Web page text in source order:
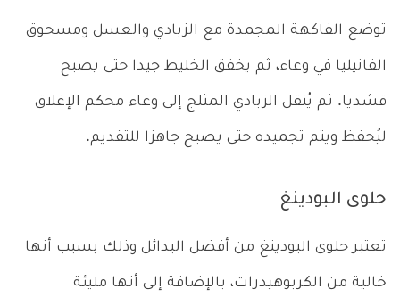
توضع الفاكهة المجمدة مع الزبادي والعسل ومسحوق
الفانيليا في وعاء، ثم يخفق الخليط جيدا حتى يصبح
قشديا. ثم يُنقل الزبادي المثلج إلى وعاء محكم الإغلاق
ليُحفظ ويتم تجميده حتى يصبح جاهزا للتقديم.
حلوى البودينغ
تعتبر حلوى البودينغ من أفضل البدائل وذلك بسبب أنها
خالية من الكربوهيدرات، بالإضافة إلى أنها مليئة